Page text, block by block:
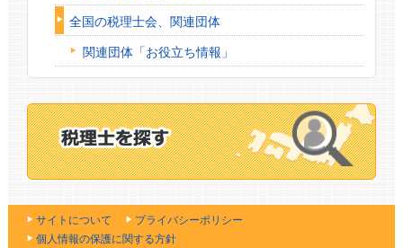
全国の税理士会、関連団体
関連団体「お役立ち情報」
サイトについて
プライバシーポリシー
個人情報の保護に関する方針